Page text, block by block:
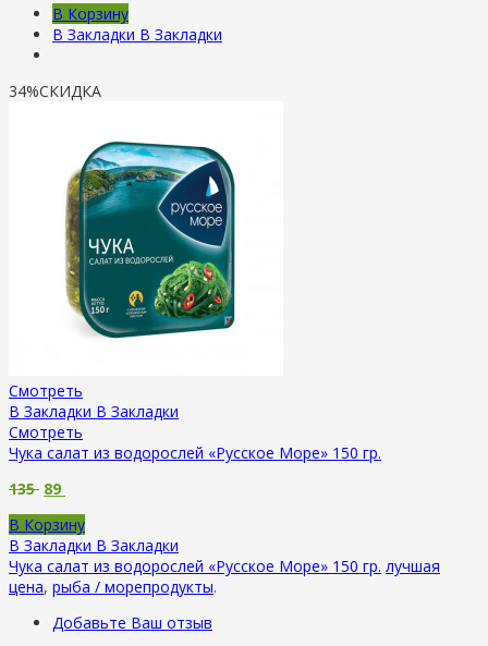
В Корзину
В Закладки В Закладки
34%СКИДКА
Смотреть
В Закладки В Закладки
Смотреть
Чука салат из водорослей «Русское Море» 150 гр.
135 89
В Корзину
В Закладки В Закладки
Чука салат из водорослей «Русское Море» 150 гр. лучшая
цена, рыба / морепродукты.
Добавьте Ваш отзыв